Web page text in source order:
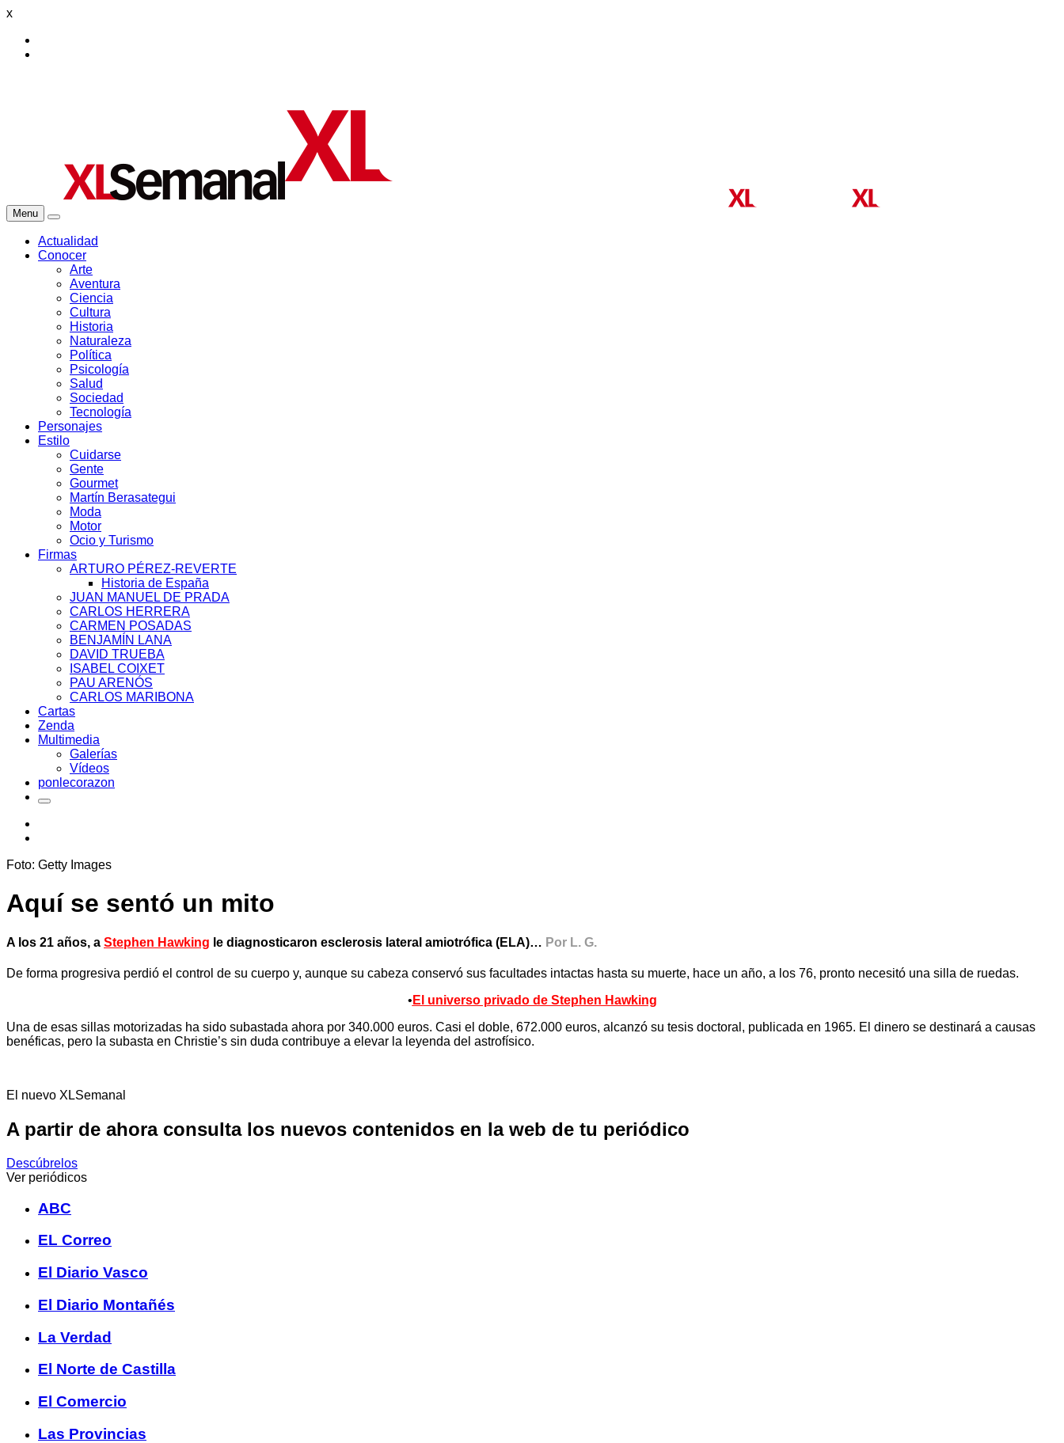
x
Menu
Actualidad
Conocer
Arte
Aventura
Ciencia
Cultura
Historia
Naturaleza
Política
Psicología
Salud
Sociedad
Tecnología
Personajes
Estilo
Cuidarse
Gente
Gourmet
Martín Berasategui
Moda
Motor
Ocio y Turismo
Firmas
ARTURO PÉREZ-REVERTE
Historia de España
JUAN MANUEL DE PRADA
CARLOS HERRERA
CARMEN POSADAS
BENJAMÍN LANA
DAVID TRUEBA
ISABEL COIXET
PAU ARENÓS
CARLOS MARIBONA
Cartas
Zenda
Multimedia
Galerías
Vídeos
ponlecorazon
Foto: Getty Images
Aquí se sentó un mito
A los 21 años, a Stephen Hawking le diagnosticaron esclerosis lateral amiotrófica (ELA)… Por L. G.
De forma progresiva perdió el control de su cuerpo y, aunque su cabeza conservó sus facultades intactas hasta su muerte, hace un año, a los 76, pronto necesitó una silla de ruedas.
• El universo privado de Stephen Hawking
Una de esas sillas motorizadas ha sido subastada ahora por 340.000 euros. Casi el doble, 672.000 euros, alcanzó su tesis doctoral, publicada en 1965. El dinero se destinará a causas
benéficas, pero la subasta en Christie’s sin duda contribuye a elevar la leyenda del astrofísico.
El nuevo XLSemanal
A partir de ahora consulta los nuevos contenidos en la web de tu periódico
Descúbrelos
Ver periódicos
ABC
EL Correo
El Diario Vasco
El Diario Montañés
La Verdad
El Norte de Castilla
El Comercio
Las Provincias